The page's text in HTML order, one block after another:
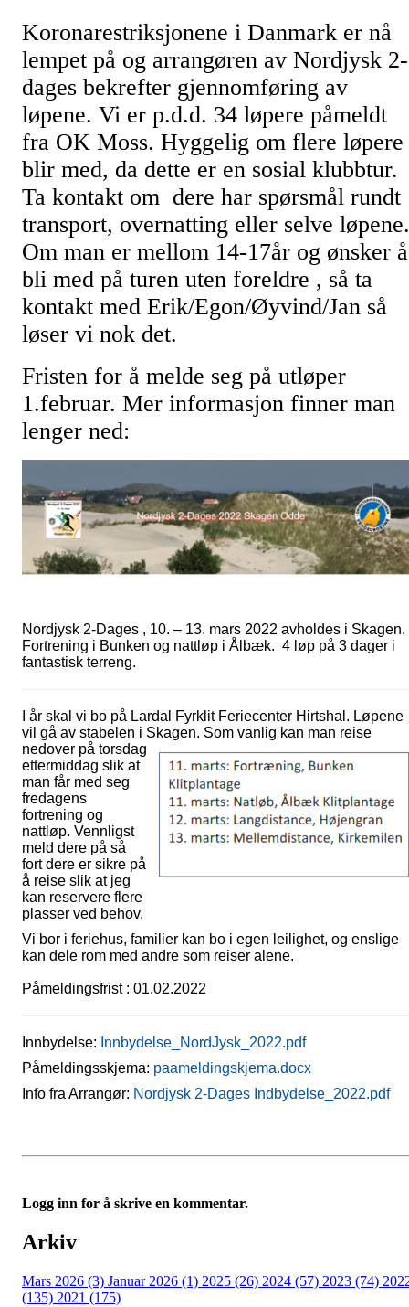
Koronarestriksjonene i Danmark er nå
lempet på og arrangøren av Nordjysk 2-
dages bekrefter gjennomføring av
løpene. Vi er p.d.d. 34 løpere påmeldt
fra OK Moss. Hyggelig om flere løpere
blir med, da dette er en sosial klubbtur.
Ta kontakt om dere har spørsmål rundt
transport, overnatting eller selve løpene.
Om man er mellom 14-17år og ønsker å
bli med på turen uten foreldre , så ta
kontakt med Erik/Egon/Øyvind/Jan så
løser vi nok det.
Fristen for å melde seg på utløper
1.februar. Mer informasjon finner man
lenger ned:
Nordjysk 2-Dages , 10. – 13. mars 2022 avholdes i Skagen.
Fortrening i Bunken og nattløp i Ålbæk. 4 løp på 3 dager i
fantastisk terreng.
I år skal vi bo på Lardal Fyrklit Feriecenter Hirtshal. Løpene
vil gå av stabelen i Skagen. Som vanlig kan man reise
nedover på torsdag
ettermiddag slik at
man får med seg
fredagens
fortrening og
nattløp. Vennligst
meld dere på så
fort dere er sikre på
å reise slik at jeg
kan reservere flere
plasser ved behov.
Vi bor i feriehus, familier kan bo i egen leilighet, og enslige
kan dele rom med andre som reiser alene.
Påmeldingsfrist : 01.02.2022
Innbydelse: Innbydelse_NordJysk_2022.pdf
Påmeldingsskjema: paameldingskjema.docx
Info fra Arrangør: Nordjysk 2-Dages Indbydelse_2022.pdf
Logg inn for å skrive en kommentar.
Arkiv
Mars 2026 (3) Januar 2026 (1) 2025 (26) 2024 (57) 2023 (74)
(135) 2021 (175)